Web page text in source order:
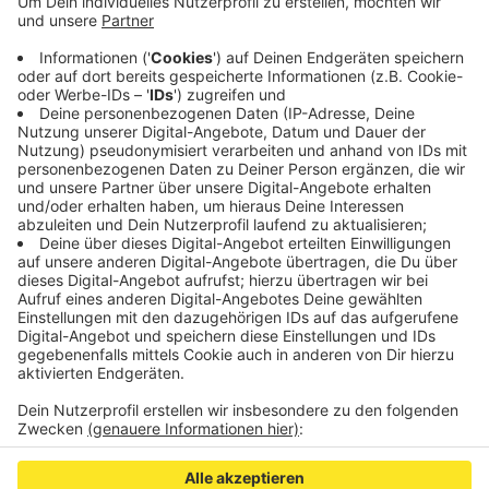
durch die Klimakrise aufmerksam machen und
Druck auf die Stadt Aachen ausüben. Schon vor
drei Monaten habe der Stadtrat den Klimanotstand
ausgerufen, entsprechend umfassende
Maßnahmen zum Klimaschutz ließen aber auf sich
warten, sagen die Aktivisten.
Veröffentlicht:Dienstag, 10.09.2019 09:15
Anzeige
Anzeige